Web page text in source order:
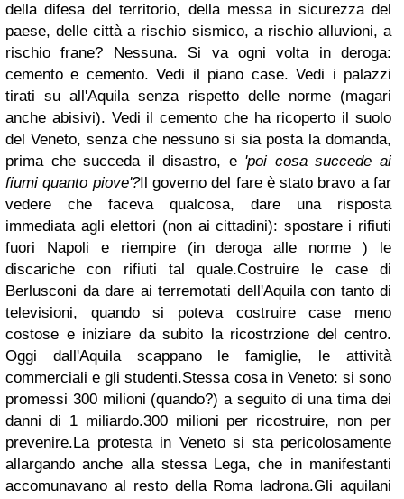
della difesa del territorio, della messa in sicurezza del
paese, delle città a rischio sismico, a rischio alluvioni, a
rischio frane? Nessuna. Si va ogni volta in deroga:
cemento e cemento. Vedi il piano case. Vedi i palazzi
tirati su all'Aquila senza rispetto delle norme (magari
anche abisivi). Vedi il cemento che ha ricoperto il suolo
del Veneto, senza che nessuno si sia posta la domanda,
prima che succeda il disastro, e 'poi cosa succede ai
fiumi quanto piove'?Il governo del fare è stato bravo a far
vedere che faceva qualcosa, dare una risposta
immediata agli elettori (non ai cittadini): spostare i rifiuti
fuori Napoli e riempire (in deroga alle norme ) le
discariche con rifiuti tal quale.Costruire le case di
Berlusconi da dare ai terremotati dell'Aquila con tanto di
televisioni, quando si poteva costruire case meno
costose e iniziare da subito la ricostrzione del centro.
Oggi dall'Aquila scappano le famiglie, le attività
commerciali e gli studenti.Stessa cosa in Veneto: si sono
promessi 300 milioni (quando?) a seguito di una tima dei
danni di 1 miliardo.300 milioni per ricostruire, non per
prevenire. La protesta in Veneto si sta pericolosamente
allargando anche alla stessa Lega, che in manifestanti
accomunavano al resto della Roma ladrona.Gli aquilani